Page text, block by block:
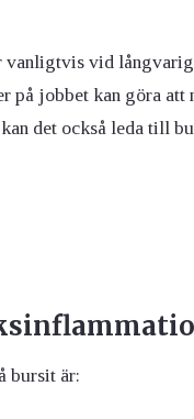
vanligtvis vid
på jobbet kan göra att
det också leda till
bursit är: